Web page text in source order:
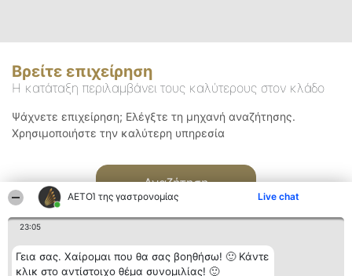
ΑΕΤΟΊ της γαστρονομίας Live chat
23:05
Γεια σας. Χαίρομαι που θα σας βοηθήσω! 🙂 Κάντε
κλικ στο αντίστοιχο θέμα συνομιλίας! 🙂
Βρείτε επιχείρηση
Η κατάταξη περιλαμβάνει τους καλύτερους στον κλάδο
Ψάχνετε επιχείρηση; Ελέγξτε τη μηχανή αναζήτησης.
Χρησιμοποιήστε την καλύτερη υπηρεσία
Αναζήτηση